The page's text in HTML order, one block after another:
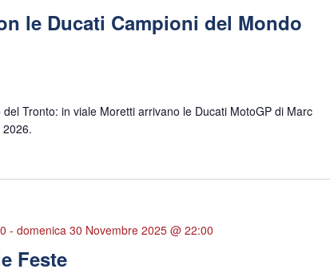
le Ducati Campioni del Mondo
Tronto: in viale Moretti arrivano le Ducati MotoGP di Marc
- domenica 30 Novembre 2025 @ 22:00
Feste